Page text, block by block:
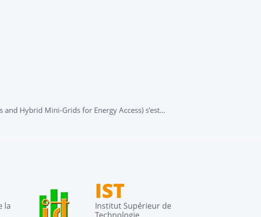
Hybrid Mini-Grids for Energy Access) s’est…
la
IST
Institut Supérieur de